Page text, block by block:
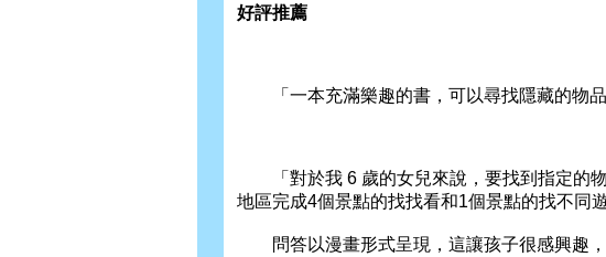
好評推薦
「一本充滿樂趣的書，可以尋找隱藏的物品
「對於我 6 歲的女兒來說，要找到指定的物
地區完成4個景點的找找看和1個景點的找不同
問答以漫畫形式呈現，這讓孩子很感興趣，